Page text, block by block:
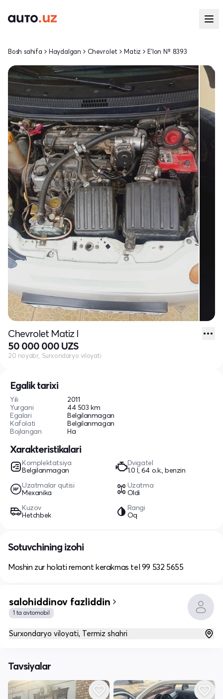
Egalik tarixi
Yili
2011
Yurgani
44 503 km
Egalari
Belgilanmagan
Kafolati
Belgilanmagan
Bojlangan
Ha
Xarakteristikalari
Komplektatsiya
Belgilanmagan
Dvigatel
1.0 l, 64 o.k., benzin
Uzatmalar qutisi
Mexanika
Uzatma
Oldi
Kuzov
Hetchbek
Rangi
Oq
Bosh sahifa Haydalgan Chevrolet Matiz E'lon № 8393
Chevrolet Matiz I
50 000 000 UZS
20 noyabr, Surxondaryo viloyati
Sotuvchining izohi
Moshin zur holati remont kerakmas tel 99 532 5655
salohiddinov fazliddin
1 ta avtomobil
Surxondaryo viloyati, Termiz shahri
Tavsiyalar